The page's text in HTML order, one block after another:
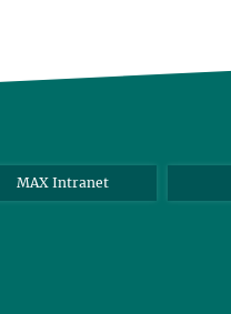
MAX Intranet